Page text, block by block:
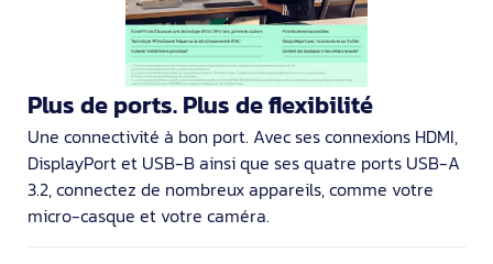
Plus de ports. Plus de flexibilité
Une connectivité à bon port. Avec ses connexions HDMI,
DisplayPort et USB-B ainsi que ses quatre ports USB-A
3.2, connectez de nombreux appareils, comme votre
micro-casque et votre caméra.